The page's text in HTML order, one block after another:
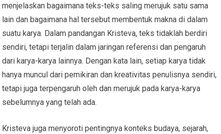
menjelaskan bagaimana teks-teks saling merujuk satu sama
lain dan bagaimana hal tersebut membentuk makna di dalam
suatu karya. Dalam pandangan Kristeva, teks tidaklah berdiri
sendiri, tetapi terjalin dalam jaringan referensi dan pengaruh
dari karya-karya lainnya. Dengan kata lain, setiap karya tidak
hanya muncul dari pemikiran dan kreativitas penulisnya sendiri,
tetapi juga terpengaruh oleh dan merujuk pada karya-karya
sebelumnya yang telah ada.
Kristeva juga menyoroti pentingnya konteks budaya, sejarah,